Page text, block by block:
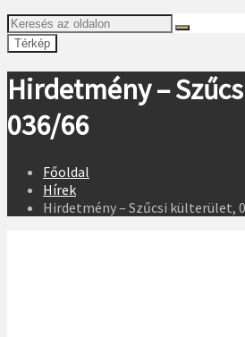
Térkép
Hirdetmény –
036/66
Főoldal
Hírek
Hirdetmény – Szűcsi külterület,